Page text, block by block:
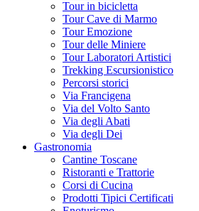
Tour in bicicletta
Tour Cave di Marmo
Tour Emozione
Tour delle Miniere
Tour Laboratori Artistici
Trekking Escursionistico
Percorsi storici
Via Francigena
Via del Volto Santo
Via degli Abati
Via degli Dei
Gastronomia
Cantine Toscane
Ristoranti e Trattorie
Corsi di Cucina
Prodotti Tipici Certificati